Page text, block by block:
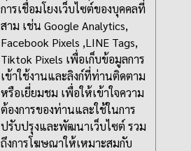
การเชื่อมโยงเว็บไซต์ของบุคคลที่
สาม เช่น Google Analytics,
Facebook Pixels ,LINE Tags,
Tiktok Pixels เพื่อเก็บข้อมูลการ
เข้าใช้งานและลิงก์ที่ท่านติดตาม
หรือเยี่ยมชม เพื่อให้เข้าใจความ
ต้องการของท่านและใช้ในการ
ปรับปรุงและพัฒนาเว็บไซต์ รวม
ถึงการโฆษณาให้เหมาะสมกับ